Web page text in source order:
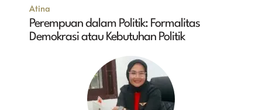
Atina
Perempuan dalam Politik: Formalitas
Demokrasi atau Kebutuhan Politik